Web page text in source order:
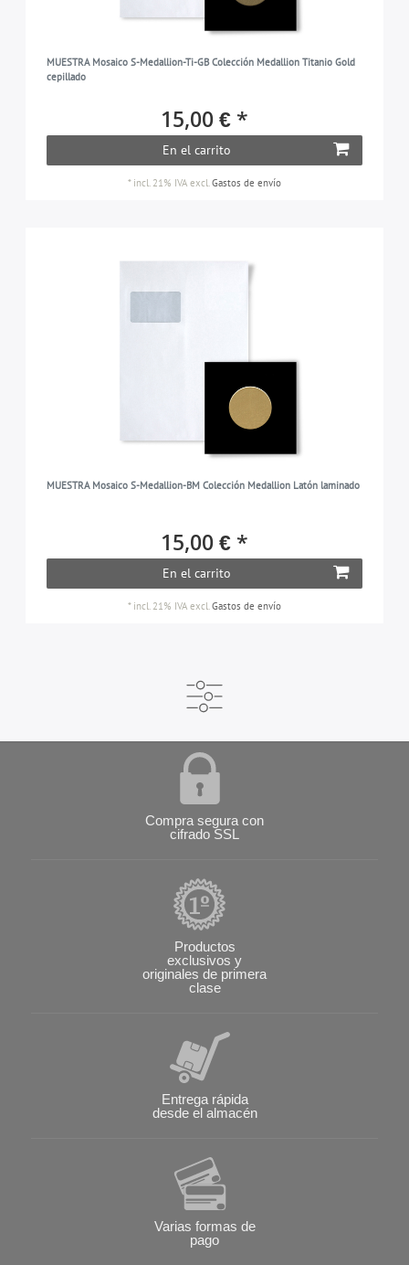
MUESTRA Mosaico S-Medallion-Ti-GB Colección Medallion Titanio Gold
cepillado
15,00 € *
En el carrito
* incl. 21% IVA excl.Gastos de envío
MUESTRA Mosaico S-Medallion-BM Colección Medallion Latón laminado
15,00 € *
En el carrito
* incl. 21% IVA excl. Gastos de envío
Compra segura con
cifrado SSL
Productos
exclusivos y
originales de primera
clase
Entrega rápida
desde el almacén
Varias formas de
pago